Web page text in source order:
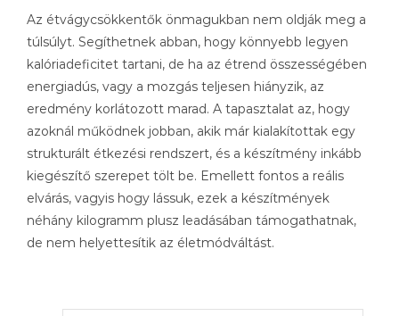
Az étvágycsökkentők önmagukban nem oldják meg a
túlsúlyt. Segíthetnek abban, hogy könnyebb legyen
kalóriadeficitet tartani, de ha az étrend összességében
energiadús, vagy a mozgás teljesen hiányzik, az
eredmény korlátozott marad. A tapasztalat az, hogy
azoknál működnek jobban, akik már kialakítottak egy
strukturált étkezési rendszert, és a készítmény inkább
kiegészítő szerepet tölt be. Emellett fontos a reális
elvárás, vagyis hogy lássuk, ezek a készítmények
néhány kilogramm plusz leadásában támogathatnak,
de nem helyettesítik az életmódváltást.